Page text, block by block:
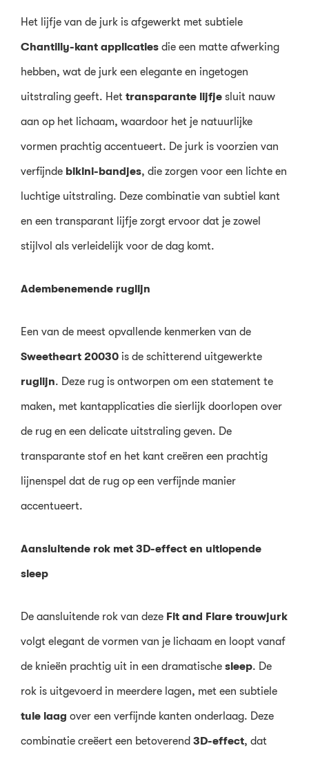
Het lijfje van de jurk is afgewerkt met subtiele
Chantilly-kant applicaties die een matte afwerking
hebben, wat de jurk een elegante en ingetogen
uitstraling geeft. Het transparante lijfje sluit nauw
aan op het lichaam, waardoor het je natuurlijke
vormen prachtig accentueert. De jurk is voorzien van
verfijnde bikini-bandjes, die zorgen voor een lichte en
luchtige uitstraling. Deze combinatie van subtiel kant
en een transparant lijfje zorgt ervoor dat je zowel
stijlvol als verleidelijk voor de dag komt.
Adembenemende ruglijn
Een van de meest opvallende kenmerken van de
Sweetheart 20030 is de schitterend uitgewerkte
ruglijn. Deze rug is ontworpen om een statement te
maken, met kantapplicaties die sierlijk doorlopen over
de rug en een delicate uitstraling geven. De
transparante stof en het kant creëren een prachtig
lijnenspel dat de rug op een verfijnde manier
accentueert.
Aansluitende rok met 3D-effect en uitlopende
sleep
De aansluitende rok van deze Fit and Flare trouwjurk
volgt elegant de vormen van je lichaam en loopt vanaf
de knieën prachtig uit in een dramatische sleep. De
rok is uitgevoerd in meerdere lagen, met een subtiele
tule laag over een verfijnde kanten onderlaag. Deze
combinatie creëert een betoverend 3D-effect, dat